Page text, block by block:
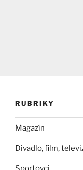
RUBRIKY
Magazín
Divadlo, film,